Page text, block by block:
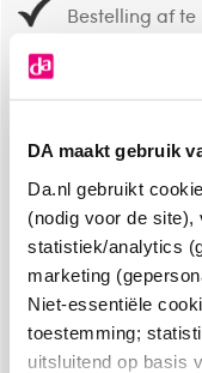
DA maakt gebruik
Da.nl gebruikt
(nodig voor de site),
statistiek/analytics
marketing
Niet-essentiële
toestemming;
uitsluitend op basis
Bestelling af
8.6
Over DA
Klantenservice
Assortiment